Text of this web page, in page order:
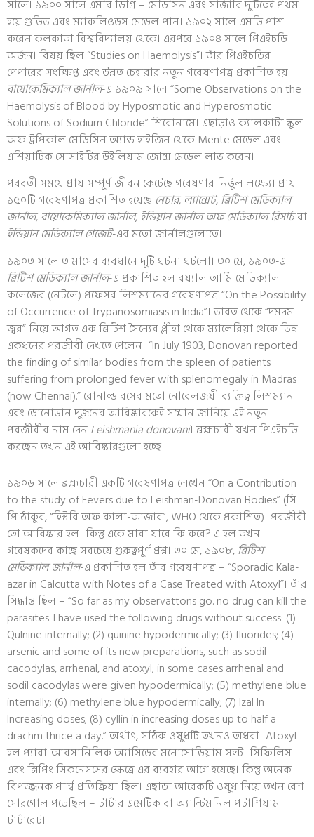
সালে। ১৯০০ সালে এমবি ডিগ্রি – মেডিসিন এবং সার্জারি দুটিতেই প্রথম
হয়ে গুডিভ এবং ম্যাকলিওডস মেডেল পান। ১৯০২ সালে এমডি পাশ
করেন কলকাতা বিশ্ববিদ্যালয় থেকে। এরপরে ১৯০৪ সালে পিএইচডি
অর্জন। বিষয় ছিল “Studies on Haemolysis”। তাঁর পিএইচডির
পেপারের সংক্ষিপ্ত এবং উন্নত চেহারার নতুন গবেষণাপত্র প্রকাশিত হয়
বায়োকেমিক্যাল জার্নাল-এ ১৯০৯ সালে “Some Observations on the
Haemolysis of Blood by Hyposmotic and Hyperosmotic
Solutions of Sodium Chloride” শিরোনামে। এছাড়াও ক্যালকাটা স্কুল
অফ ট্রপিকাল মেডিসিন অ্যান্ড হাইজিন থেকে Mente মেডেল এবং
এশিয়াটিক সোসাইটির উইলিয়াম জোন্স মেডেল লাভ করেন।
পরবর্তী সময়ে প্রায় সম্পূর্ণ জীবন কেটেছে গবেষণার নির্ভুল লক্ষ্যে। প্রায়
১৫০টি গবেষণাপত্র প্রকাশিত হয়েছে নেচার, ল্যান্সেট,ব্রিটিশ মেডিক্যাল
জার্নাল, বায়োকেমিক্যাল জার্নাল, ইন্ডিয়ান জার্নাল অফ মেডিক্যাল রিসার্চবা
ইন্ডিয়ান মেডিক্যাল গেজেট-এর মতো জার্নালগুলোতে।
১৯০৩ সালে ৩ মাসের ব্যবধানে দুটি ঘটনা ঘটলো। ৩০ মে, ১৯০৩-এ
ব্রিটিশ মেডিক্যাল জার্নাল-এ প্রকাশিত হল রয়্যাল আর্মি মেডিক্যাল
কলেজের (নেটলে) প্রফেসর লিশম্যানের গবেষণাপত্র “On the Possibility
of Occurrence of Trypanosomiasis in India”। ভারত থেকে “দমদম
জ্বর” নিয়ে আগত এক ব্রিটিশ সৈন্যের প্লীহা থেকে ম্যালেরিয়া থেকে ভিন্ন
একধনের পরজীবী দেখতে পেলেন। “In July 1903, Donovan reported
the finding of similar bodies from the spleen of patients
suffering from prolonged fever with splenomegaly in Madras
(now Chennai).” রোনাল্ড রসের মতো নোবেলজয়ী ব্যক্তিত্ব লিশম্যান
এবং ডোনোভান দুজনের আবিষ্কারকেই সম্মান জানিয়ে এই নতুন
পরজীবীর নাম দেনLeishmania donovani। ব্রহ্মচারী যখন পিএইচডি
করছেন তখন এই আবিষ্কারগুলো হচ্ছে।
১৯০৬ সালে ব্রহ্মচারী একটি গবেষণাপত্র লেখেন “On a Contribution
to the study of Fevers due to Leishman-Donovan Bodies” (সি
পি ঠাকুর, “হিস্টরি অফ কালা-আজার”, WHO থেকে প্রকাশিত)। পরজীবী
তো আবিষ্কার হল। কিন্তু একে মারা যাবে কি করে? এ হল তখন
গবেষকদের কাছে সবচেয়ে গুরুত্বপূর্ণ প্রশ্ন। ৩০ মে, ১৯০৮,ব্রিটিশ
মেডিক্যাল জার্নাল-এ প্রকাশিত হল তাঁর গবেষণাপত্র – “Sporadic Kala-
azar in Calcutta with Notes of a Case Treated with Atoxyl”। তাঁর
সিদ্ধান্ত ছিল – “So far as my observattons go. no drug can kill the
parasites. I have used the following drugs without success: (1)
QuInine internally; (2) quinine hypodermically; (3) fluorides; (4)
arsenic and some of its new preparations, such as sodil
cacodylas, arrhenal, and atoxyl; in some cases arrhenal and
sodil cacodylas were given hypodermically; (5) methylene blue
internally; (6) methylene blue hypodermically; (7) Izal In
Increasing doses; (8) cyllin in increasing doses up to half a
drachm thrice a day.” অর্থাৎ, সঠিক ওষুধটি তখনও অধরা। Atoxyl
হল প্যারা-আরসানিলিক অ্যাসিডের মনোসোডিয়াম সল্ট। সিফিলিস
এবং স্লিপিং সিকনেসসের ক্ষেত্রে এর ব্যবহার আগে হয়েছে। কিন্তু অনেক
বিপজ্জনক পার্শ্ব প্রতিক্রিয়া ছিল। এছাড়া আরেকটি ওষুধ নিয়ে তখন বেশ
সোরগোল পড়েছিল – টার্টার এমেটিক বা অ্যান্টিমনিল পটাশিয়াম
টার্টারেট।